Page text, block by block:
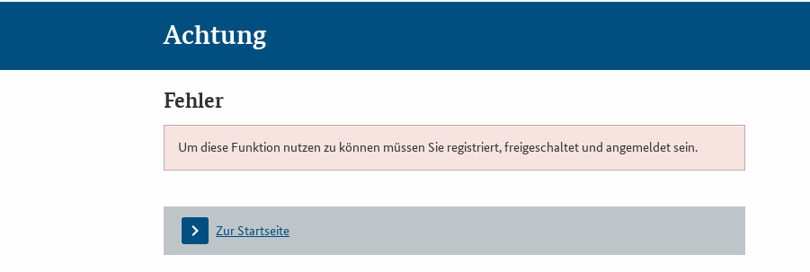
Achtung
Fehler
Um diese Funktion nutzen zu können müssen Sie registriert, freigeschaltet und angemeldet sein.
Zur Startseite